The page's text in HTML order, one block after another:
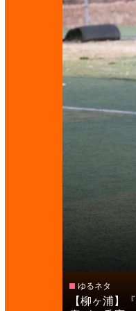
ゆるネタ
【柳ヶ浦】